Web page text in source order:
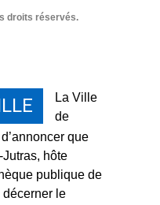
droits réservés.
La Ville
de
que
Jutras, hôte
publique de
décerner le